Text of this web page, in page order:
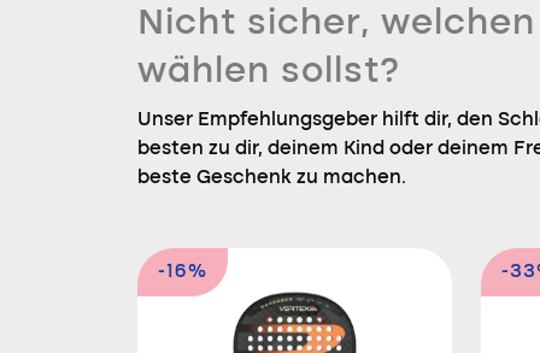
Nicht sicher,
wählen sollst?
Unser Empfehlungsgeber hilft dir, den
besten zu dir, deinem Kind oder deinem
beste Geschenk zu machen.
-16% -